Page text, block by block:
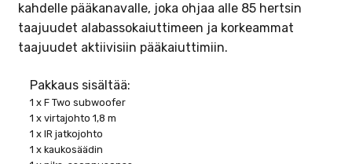
kahdelle pääkanavalle, joka ohjaa alle 85 hertsin
taajuudet alabassokaiuttimeen ja korkeammat
taajuudet aktiivisiin pääkaiuttimiin.
Pakkaus sisältää:
1 x F Two subwoofer
1 x virtajohto 1,8 m
1 x IR jatkojohto
1 x kaukosäädin